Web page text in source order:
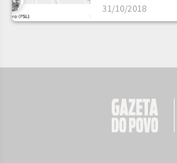
31/10/2018